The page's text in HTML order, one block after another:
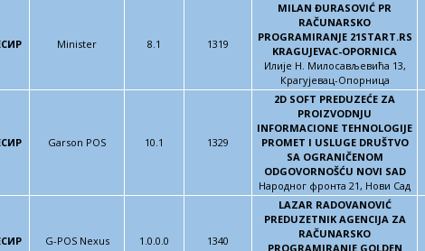
Minister 8.1 1319
MILAN ĐURASOVIĆ PR
RAČUNARSKO
PROGRAMIRANJE 21START.RS
KRAGUJEVAC-OPORNICA
Илије Н. Милосављевића 13,
Крагујевац-Опорница
Garson POS 10.1 1329
2D SOFT PREDUZEĆE ZA
PROIZVODNJU
INFORMACIONE TEHNOLOGIJE
PROMET I USLUGE DRUŠTVO
SA OGRANIČENOM
ODGOVORNOŠĆU NOVI SAD
Народног фронта 21, Нови Сад
G-POS Nexus 1.0.0.0 1340
LAZAR RADOVANOVIĆ
PREDUZETNIK AGENCIJA ZA
RAČUNARSKO
PROGRAMIRANJE GOLDEN